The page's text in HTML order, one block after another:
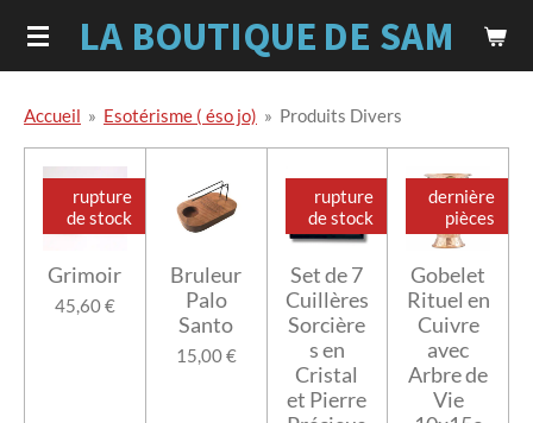
Passer
au
principal
LA BOUTIQUE DE SAM
Accueil » Esotérisme ( éso jo) » Produits Divers
rupture
de stock
Grimoir
45,60 €
Bruleur
Palo
Santo
15,00 €
rupture
de stock
Set de 7
Cuillères
Sorcière
s en
Cristal
et Pierre
dernière
pièces
Gobelet
Rituel en
Cuivre
avec
Arbre de
Vie